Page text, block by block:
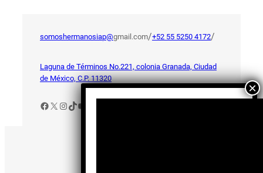
somoshermanosiap@gmail.com/+52 55 5250 4172/
Laguna de Términos No.221, colonia Granada, Ciudad
de México, C.P. 11320
Facebook
X Instagram
TikTok
YouTube